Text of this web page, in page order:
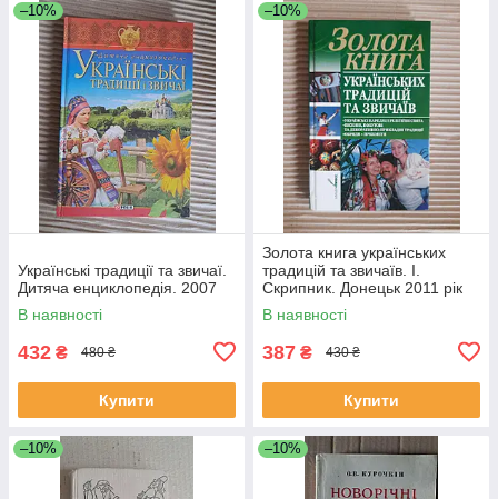
–10%
Українські традиції та звичаї.
Дитяча енциклопедія. 2007
В наявності
432 ₴ 480 ₴
Купити
–10%
Золота книга українських
традицій та звичаїв. І.
Скрипник. Донецьк 2011 рік
В наявності
387 ₴ 430 ₴
Купити
–10% –10%